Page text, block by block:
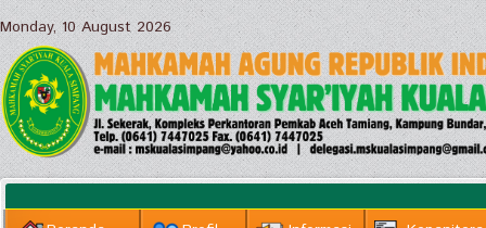
Monday, 10 August 2026